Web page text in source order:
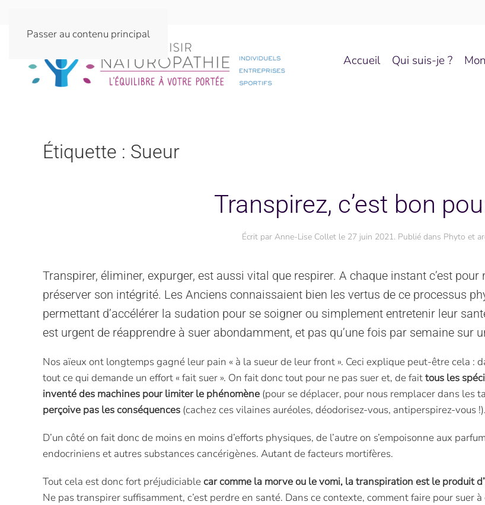
Passer au contenu principal
Accueil Qui suis-je ?
Étiquette : Sueur
Transpirez, c’est bon
Écrit par Anne-Lise Collet le 27 juin 2021. Publié dans Phyto et
Transpirer, éliminer, expurger, est aussi vital que respirer. A chaque instant c’est
préserver son intégrité. Les Anciens connaissaient bien les vertus de ce processus
permettant d’accélérer la sudation pour se soigner ou simplement entretenir leur
est urgent de réapprendre à suer abondamment, et pas qu’une fois par semaine sur
Nos aïeux ont longtemps gagné leur pain « à la sueur de leur front ». Ceci explique peut-être cela :
tout ce qui demande un effort « fait suer ». On fait donc tout pour ne pas suer et, de faittous les
inventé des machines pour limiter le phénomène (pour se déplacer, pour nous remplacer dans les
perçoive pas les conséquences (cachez ces vilaines auréoles, déodorisez-vous, antiperspirez-vous !).
D’un côté on fait donc de moins en moins d’efforts physiques, de l’autre on s’empoisonne aux
endocriniens et autres substances cancérigènes. Autant de facteurs mortifères.
Tout cela est donc fort préjudiciablecar comme la morve ou le vomi, la transpiration est le produit
Ne pas transpirer suffisamment, c’est perdre en santé. Dans ce contexte, comment faire pour suer